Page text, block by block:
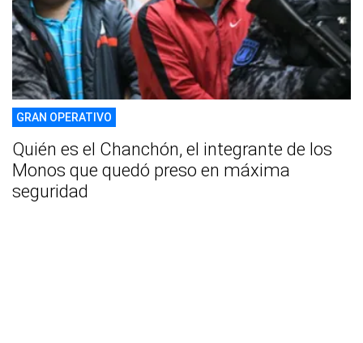
GRAN OPERATIVO
Quién es el Chanchón, el integrante de los
Monos que quedó preso en máxima
seguridad